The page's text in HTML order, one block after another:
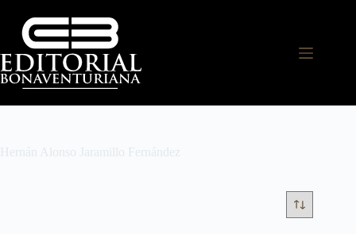
Hernán Alonso Jaramillo Fernández